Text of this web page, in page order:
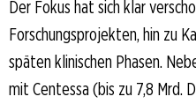
Der Fokus hat sich klar
Forschungsprojekten, hin zu
späten klinischen Phasen.
mit Centessa (bis zu 7,8 Mrd.